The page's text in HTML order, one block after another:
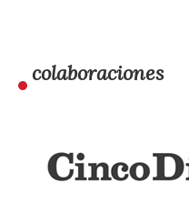
colaboraciones